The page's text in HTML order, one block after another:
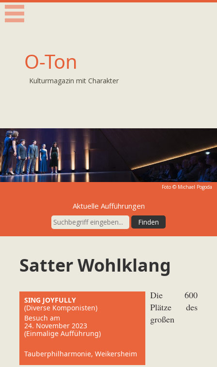
O-Ton
Kulturmagazin mit Charakter
Foto © Michael Pogoda
Aktuelle Aufführungen
Satter Wohlklang
SING JOYFULLY
(Diverse Komponisten)
Besuch am
24. November 2023
(Einmalige Aufführung)
Tauberphilharmonie, Weikersheim
Die 600
Plätze des
großen